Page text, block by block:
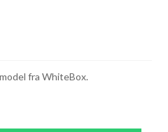
fra WhiteBox.